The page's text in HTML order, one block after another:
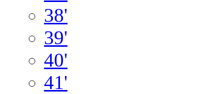
38'
39'
40'
41'